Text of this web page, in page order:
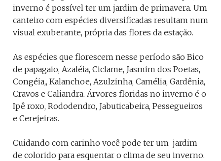
inverno é possível ter um jardim de primavera. Um
canteiro com espécies diversificadas resultam num
visual exuberante, própria das flores da estação.
As espécies que florescem nesse período são Bico
de papagaio, Azaléia, Ciclame, Jasmim dos Poetas,
Congéia,, Kalanchoe, Azulzinha, Camélia, Gardênia,
Cravos e Caliandra. Árvores floridas no inverno é o
Ipê roxo, Rododendro, Jabuticabeira, Pessegueiros
e Cerejeiras.
Cuidando com carinho você pode ter um jardim
de colorido para esquentar o clima de seu inverno.